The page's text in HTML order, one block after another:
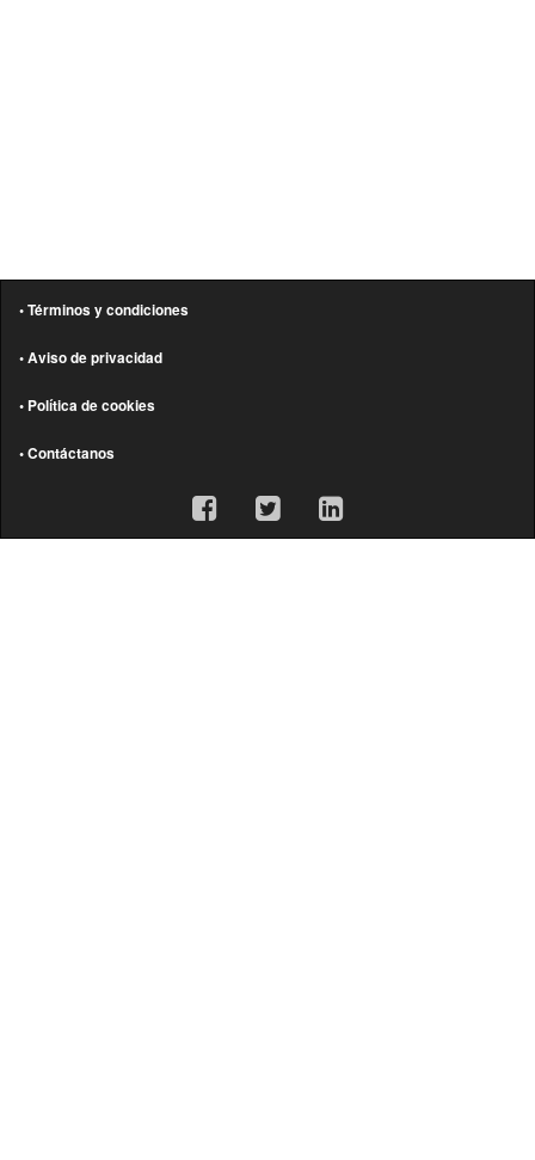
• Términos y condiciones
• Aviso de privacidad
• Política de cookies
• Contáctanos